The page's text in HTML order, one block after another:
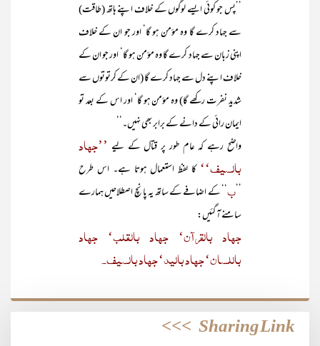
’’پس جو کوئی ایسے لوگوں کے خلاف اپنے ہاتھ (طاقت)
سے جہاد کرے گا وہ مؤمن ہو گا‘ اور جو ان کے خلاف
اپنی زبان سے جہاد کرے گا وہ مؤمن ہو گا‘ اور جو ان کے
خلاف اپنے دل سے جہاد کرے گا (ان کے کرتوتوں سے
شدید نفرت رکھے گا) وہ مؤمن ہو گا‘ اور اس کے بعد تو
ایمان رائی کے دانے کے برابر بھی نہیں۔‘‘
واضح رہے کہ عام طور پر قتال کے لیے ’’جہاد
بالسیف‘‘کا لفظ استعمال ہوتا ہے۔ اس طرح
ب ‘‘ کے اضافے کے ساتھ یہ پانچ اصطلاحیں ہمارے
سامنے آ گئیں:
جہاد بالقرآن‘ جہاد بالقلب‘ جہاد
باللسان‘ جہاد بالید‘ جہاد بالسیف۔
Sharing Link
>>>